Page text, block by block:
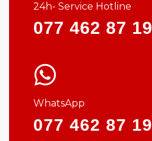
24h- Service Hotline
077 462 87 19
WhatsApp
077 462 87 19